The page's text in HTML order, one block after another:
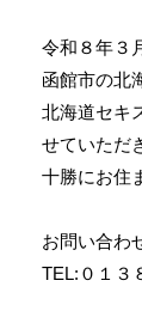
令和８年３
函館市の北
北海道セキ
せていただ
十勝にお住
お問い合わ
TEL:０１３